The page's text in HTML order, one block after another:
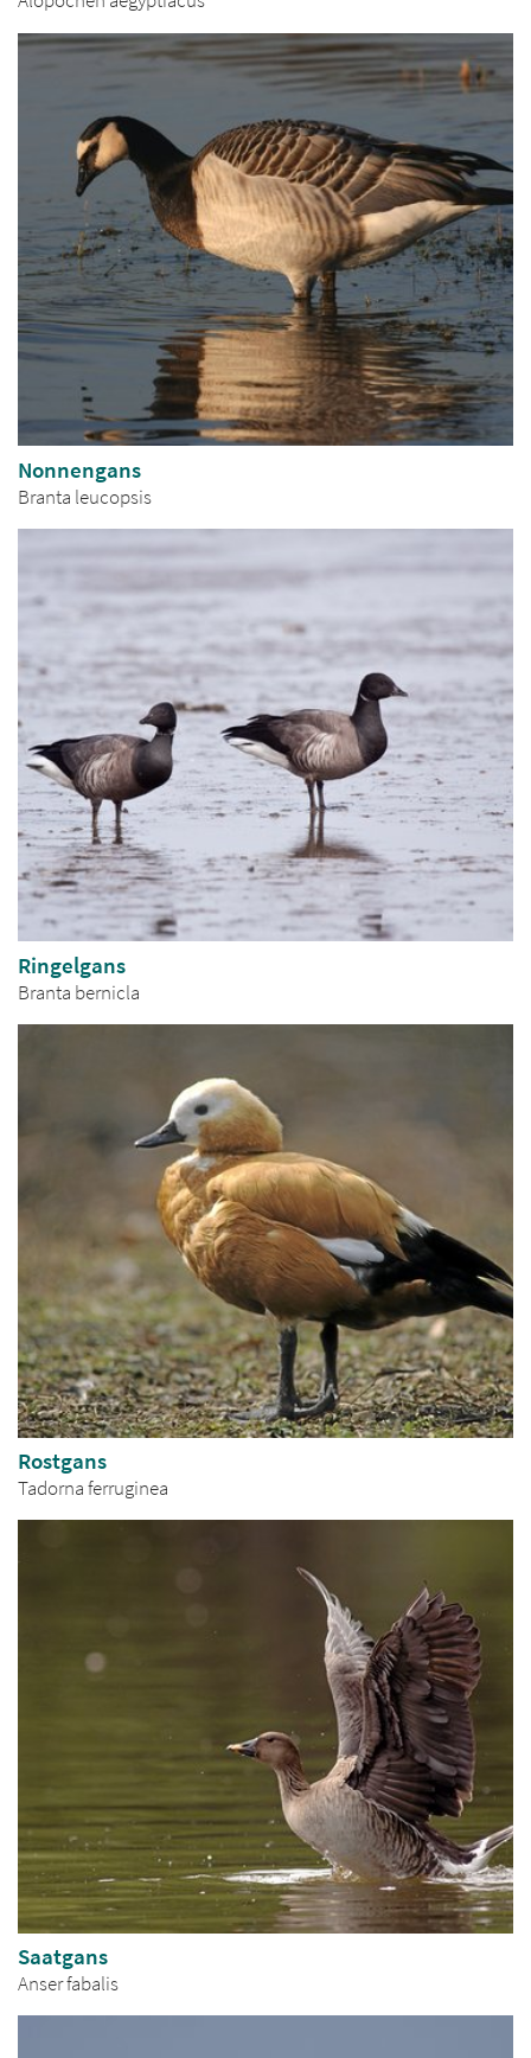
Nonnengans
Branta leucopsis
Ringelgans
Branta bernicla
Rostgans
Tadorna ferruginea
Saatgans
Anser fabalis